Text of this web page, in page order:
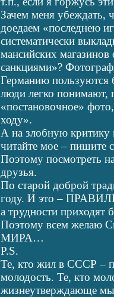
Зачем меня убеждать,
доедаем «последнею
систематически
мансийских
санкциями»?
Германию
люди легко понимают,
«постановочное»
ходу».
А на злобную критику
читайте мое – пишите
Поэтому посмотреть
друзья.
По старой доброй
году. И это –
а трудности приходят
Поэтому всем желаю
МИРА…
P.S.
Те, кто жил в СССР –
молодость. Те, кто
жизнеутверждающе